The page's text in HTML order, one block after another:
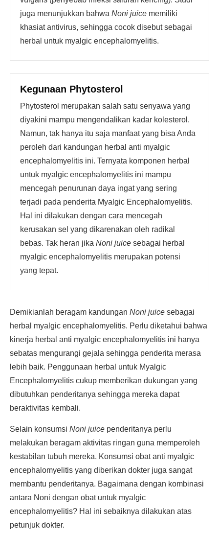
juga menunjukkan bahwa Noni juice memiliki
khasiat antivirus, sehingga cocok disebut sebagai
herbal untuk myalgic encephalomyelitis.
Kegunaan Phytosterol
Phytosterol merupakan salah satu senyawa yang
diyakini mampu mengendalikan kadar kolesterol.
Namun, tak hanya itu saja manfaat yang bisa Anda
peroleh dari kandungan herbal anti myalgic
encephalomyelitis ini. Ternyata komponen herbal
untuk myalgic encephalomyelitis ini mampu
mencegah penurunan daya ingat yang sering
terjadi pada penderita Myalgic Encephalomyelitis.
Hal ini dilakukan dengan cara mencegah
kerusakan sel yang dikarenakan oleh radikal
bebas. Tak heran jika Noni juice sebagai herbal
myalgic encephalomyelitis merupakan potensi
yang tepat.
Demikianlah beragam kandungan Noni juice sebagai
herbal myalgic encephalomyelitis. Perlu diketahui bahwa
kinerja herbal anti myalgic encephalomyelitis ini hanya
sebatas mengurangi gejala sehingga penderita merasa
lebih baik. Penggunaan herbal untuk Myalgic
Encephalomyelitis cukup memberikan dukungan yang
dibutuhkan penderitanya sehingga mereka dapat
beraktivitas kembali.
Selain konsumsi Noni juice penderitanya perlu
melakukan beragam aktivitas ringan guna memperoleh
kestabilan tubuh mereka. Konsumsi obat anti myalgic
encephalomyelitis yang diberikan dokter juga sangat
membantu penderitanya. Bagaimana dengan kombinasi
antara Noni dengan obat untuk myalgic
encephalomyelitis? Hal ini sebaiknya dilakukan atas
petunjuk dokter.